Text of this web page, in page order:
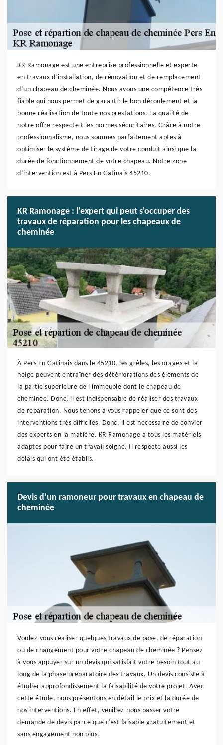
KR Ramonage est une entreprise professionnelle et experte
en travaux d’installation, de rénovation et de remplacement
d’un chapeau de cheminée. Nous avons une compétence très
fiable qui nous permet de garantir le bon déroulement et la
bonne réalisation de toute nos prestations. La qualité de
notre offre respecte t les normes sécuritaires. Grâce à notre
professionnalisme, nous sommes parfaitement aptes à
optimiser le système de tirage de votre conduit ainsi que la
durée de fonctionnement de votre chapeau. Notre zone
d’intervention est à Pers En Gatinais 45210.
KR Ramonage : l'expert qui peut s'occuper des
travaux de réparation pour les chapeaux de
cheminée
À Pers En Gatinais dans le 45210, les grêles, les orages et la
neige peuvent entraîner des détériorations des éléments de
la partie supérieure de l'immeuble dont le chapeau de
cheminée. Donc, il est indispensable de réaliser des travaux
de réparation. Nous tenons à vous rappeler que ce sont des
interventions très difficiles. Donc, il est nécessaire de convier
des experts en la matière. KR Ramonage a tous les matériels
adaptés pour faire un travail soigné. Il respecte aussi les
délais qui ont été établis.
Devis d’un ramoneur pour travaux en chapeau de
cheminée
Voulez-vous réaliser quelques travaux de pose, de réparation
ou de changement pour votre chapeau de cheminée ? Pensez
à vous appuyer sur un devis qui satisfait votre besoin tout au
long de la phase préparatoire des travaux. Un devis consiste à
étudier approfondissement la faisabilité de votre projet. Avec
cette étude, nous présentons en détail le prix et la durée de
nos interventions. En effet, veuillez-nous passer votre
demande de devis parce que c’est faisable gratuitement et
sans engagement non plus.